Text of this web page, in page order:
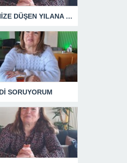
DENİZE DÜŞEN YILANA SARILIR
SORUYORUM